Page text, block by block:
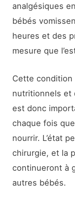
analgésiques
bébés
heures et des
mesure que
Cette
nutritionnels et
est donc
chaque fois
nourrir. L’état
chirurgie, et la
continueront à
autres bébés.